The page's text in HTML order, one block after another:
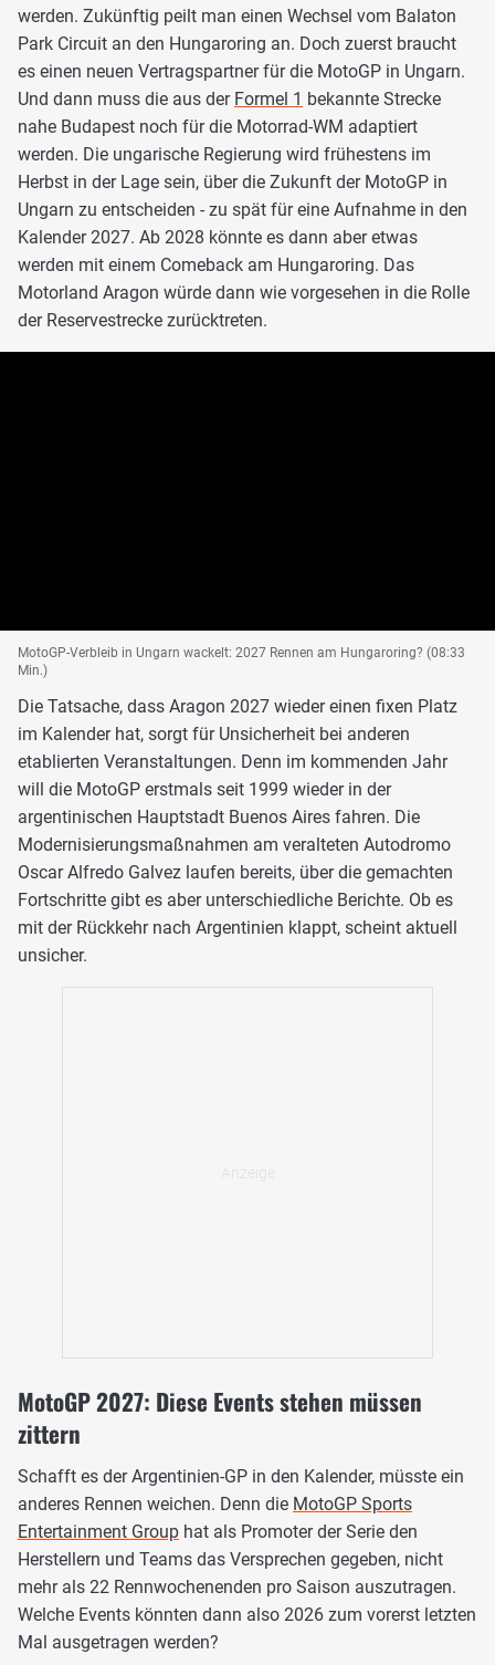
werden. Zukünftig peilt man einen Wechsel vom Balaton
Park Circuit an den Hungaroring an. Doch zuerst braucht
es einen neuen Vertragspartner für die MotoGP in Ungarn.
Und dann muss die aus der Formel 1 bekannte Strecke
nahe Budapest noch für die Motorrad-WM adaptiert
werden. Die ungarische Regierung wird frühestens im
Herbst in der Lage sein, über die Zukunft der MotoGP in
Ungarn zu entscheiden - zu spät für eine Aufnahme in den
Kalender 2027. Ab 2028 könnte es dann aber etwas
werden mit einem Comeback am Hungaroring. Das
Motorland Aragon würde dann wie vorgesehen in die Rolle
der Reservestrecke zurücktreten.
MotoGP-Verbleib in Ungarn wackelt: 2027 Rennen am Hungaroring? (08:33
Min.)
Die Tatsache, dass Aragon 2027 wieder einen fixen Platz
im Kalender hat, sorgt für Unsicherheit bei anderen
etablierten Veranstaltungen. Denn im kommenden Jahr
will die MotoGP erstmals seit 1999 wieder in der
argentinischen Hauptstadt Buenos Aires fahren. Die
Modernisierungsmaßnahmen am veralteten Autodromo
Oscar Alfredo Galvez laufen bereits, über die gemachten
Fortschritte gibt es aber unterschiedliche Berichte. Ob es
mit der Rückkehr nach Argentinien klappt, scheint aktuell
unsicher.
MotoGP 2027: Diese Events stehen müssen
zittern
Schafft es der Argentinien-GP in den Kalender, müsste ein
anderes Rennen weichen. Denn die MotoGP Sports
Entertainment Group hat als Promoter der Serie den
Herstellern und Teams das Versprechen gegeben, nicht
mehr als 22 Rennwochenenden pro Saison auszutragen.
Welche Events könnten dann also 2026 zum vorerst letzten
Mal ausgetragen werden?